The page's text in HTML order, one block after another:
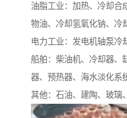
油脂工业：加热、冷却合
物油、冷却氢氧化钠、冷
电力工业：发电机轴泵冷
船舶：柴油机、冷却器、
器、预热器、海水淡化系
其他：石油、建陶、玻璃